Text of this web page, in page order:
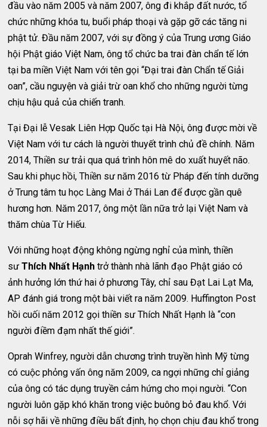
đầu vào năm 2005 và năm 2007, ông đi khắp đất nước, tổ
chức những khóa tu, buổi pháp thoại và gặp gỡ các tăng ni
phật tử. Đầu năm 2007, với sự đồng ý của Trung ương Giáo
hội Phật giáo Việt Nam, ông tổ chức ba trai đàn chẩn tế lớn
tại ba miền Việt Nam với tên gọi “Đại trai đàn Chẩn tế Giải
oan”, cầu nguyện và giải trừ oan khổ cho những người từng
chịu hậu quả của chiến tranh.
Tại Đại lễ Vesak Liên Hợp Quốc tại Hà Nội, ông được mời về
Việt Nam với tư cách là người thuyết trình chủ đề chính. Năm
2014, Thiền sư trải qua quá trình hôn mê do xuất huyết não.
Sau khi phục hồi, Thiền sư năm 2016 từ Pháp đến tính dưỡng
ở Trung tâm tu học Làng Mai ở Thái Lan để được gần quê
hương hơn. Năm 2017, ông một lần nữa trở lại Việt Nam và
thăm chùa Từ Hiếu.
Với những hoạt động không ngừng nghỉ của mình, thiền
sưThích Nhất Hạnh trở thành nhà lãnh đạo Phật giáo có
ảnh hưởng lớn thứ hai ở phương Tây, chỉ sau Đạt Lai Lạt Ma,
AP đánh giá trong một bài viết ra năm 2009. Huffington Post
hồi cuối năm 2012 gọi thiền sư Thích Nhất Hạnh là “con
người điềm đạm nhất thế giới”.
Oprah Winfrey, người dẫn chương trình truyền hình Mỹ từng
có cuộc phỏng vấn ông năm 2009, ca ngợi những chỉ giảng
của ông có tác dụng truyền cảm hứng cho mọi người. “Con
người luôn gặp khó khăn trong việc buông bỏ đau khổ. Với
nỗi sợ hãi về những điều bất định, họ chọn chịu đau khổ trong